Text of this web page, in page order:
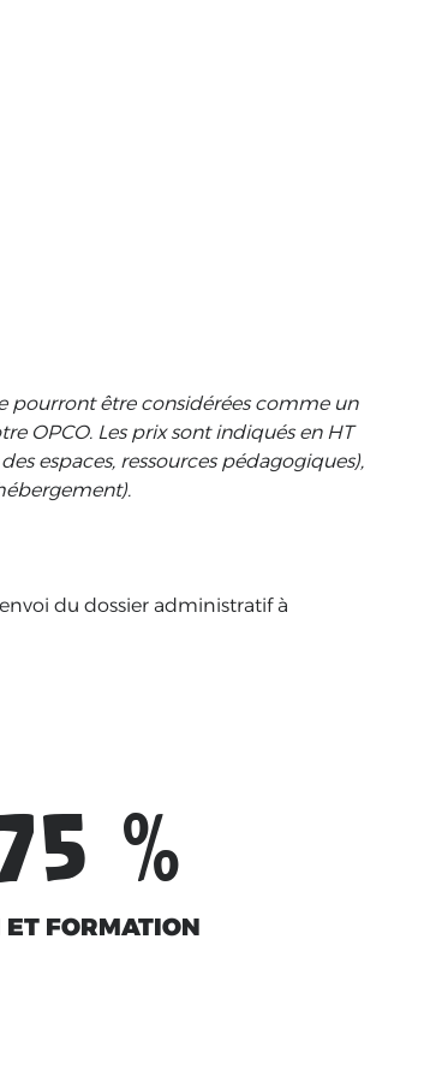
pourront être considérées comme un
OPCO. Les prix sont indiqués en HT
espaces, ressources pédagogiques),
du dossier administratif à
%
FORMATION